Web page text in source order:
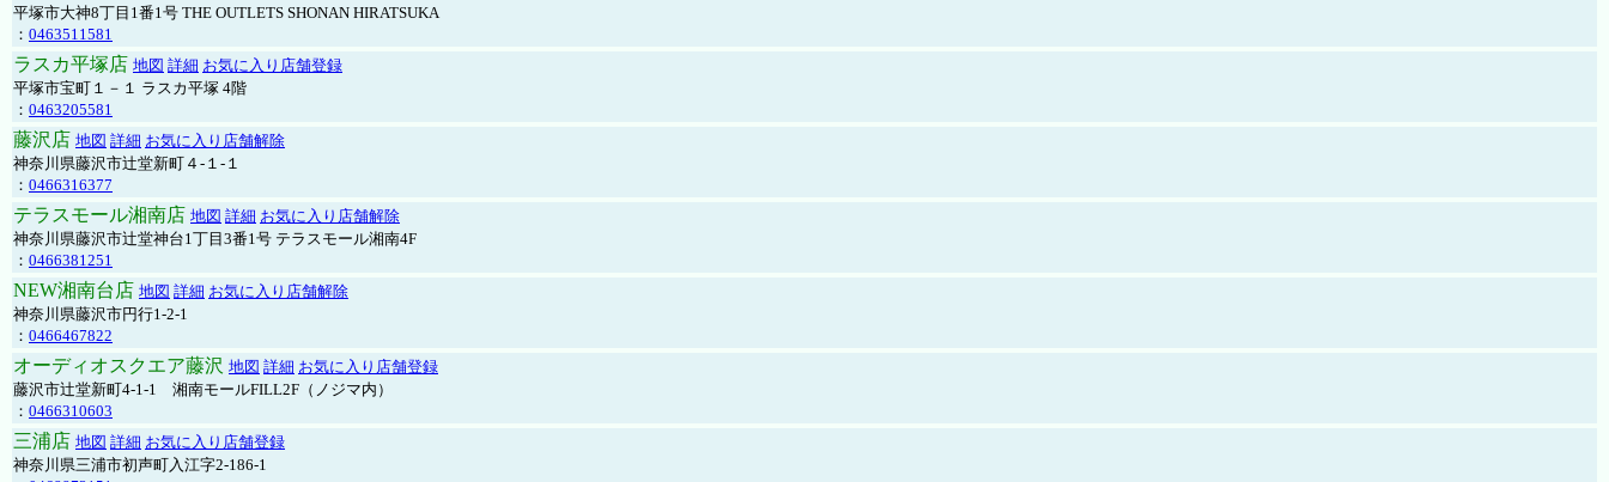
平塚市大神8丁目1番1号 THE OUTLETS SHONAN HIRATSUKA
： 0463511581
ラスカ平塚店 地図 詳細 お気に入り店舗登録
平塚市宝町１－１ ラスカ平塚 4階
： 0463205581
藤沢店 地図 詳細 お気に入り店舗解除
神奈川県藤沢市辻堂新町４-１-１
： 0466316377
テラスモール湘南店 地図 詳細 お気に入り店舗解除
神奈川県藤沢市辻堂神台1丁目3番1号 テラスモール湘南4F
： 0466381251
NEW湘南台店 地図 詳細 お気に入り店舗解除
神奈川県藤沢市円行1-2-1
： 0466467822
オーディオスクエア藤沢 地図 詳細 お気に入り店舗登録
藤沢市辻堂新町4-1-1 湘南モールFILL2F（ノジマ内）
： 0466310603
三浦店 地図 詳細 お気に入り店舗登録
神奈川県三浦市初声町入江字2-186-1